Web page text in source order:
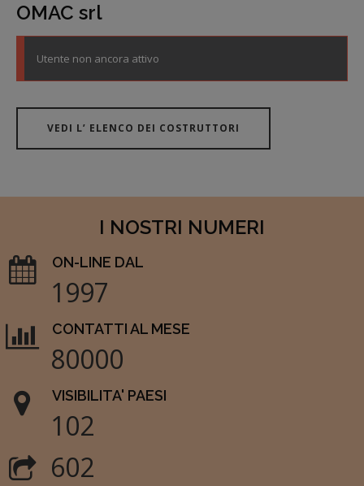
OMAC srl
Utente non ancora attivo
VEDI L’ ELENCO DEI COSTRUTTORI
I NOSTRI NUMERI
ON-LINE DAL
1997
CONTATTI AL MESE
80000
VISIBILITA' PAESI
102
602